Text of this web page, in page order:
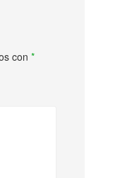
con *